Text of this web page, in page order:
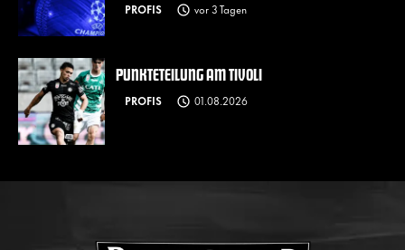
PROFIS vor 3 Tagen
PUNKTETEILUNG AM TIVOLI
PROFIS 01.08.2026